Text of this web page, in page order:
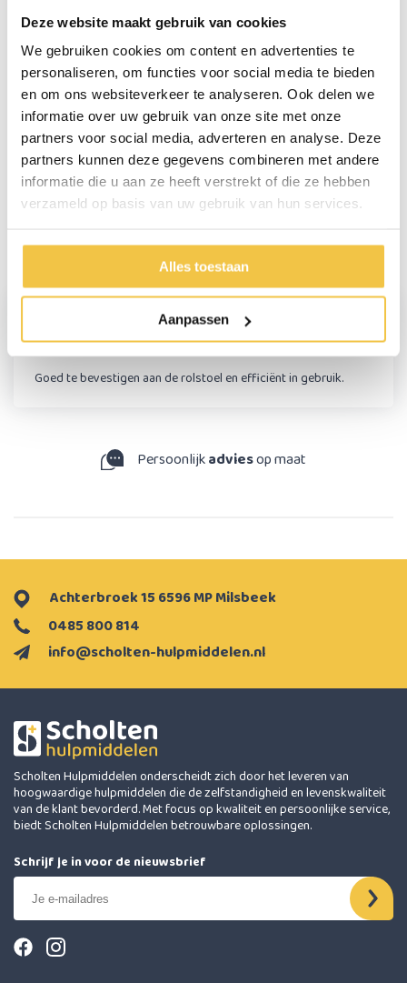
Deze website maakt gebruik van cookies
We gebruiken cookies om content en advertenties te
personaliseren, om functies voor social media te bieden
en om ons websiteverkeer te analyseren. Ook delen we
informatie over uw gebruik van onze site met onze
partners voor social media, adverteren en analyse. Deze
partners kunnen deze gegevens combineren met andere
informatie die u aan ze heeft verstrekt of die ze hebben
verzameld op basis van uw gebruik van hun services.
Alles toestaan
Aanpassen
Belangrijkste eigenschappen:
Kleur: zwart
Handig vakje voor bijvoorbeeld een zuurstofmasker
Makkelijk te bevestigen
Persoonlijk advies
Start chat
(1)
Goed te bevestigen aan de rolstoel en efficiënt in gebruik.
Persoonlijkadviesop maat
info@scholten-hulpmiddelen.nl
0485 800 814
Achterbroek 15 6596 MP Milsbeek
Scholten Hulpmiddelen onderscheidt zich door het leveren van
hoogwaardige hulpmiddelen die de zelfstandigheid en levenskwaliteit
van de klant bevorderd. Met focus op kwaliteit en persoonlijke service,
biedt Scholten Hulpmiddelen betrouwbare oplossingen.
Schrijf je in voor de nieuwsbrief